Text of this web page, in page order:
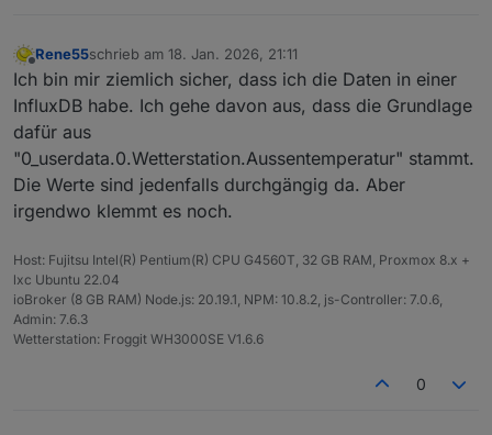
Offline
Rene55schrieb am 18. Jan. 2026, 21:11
zuletzt editiert von
Ich bin mir ziemlich sicher, dass ich die Daten in einer
InfluxDB habe. Ich gehe davon aus, dass die Grundlage
dafür aus
"0_userdata.0.Wetterstation.Aussentemperatur" stammt.
Die Werte sind jedenfalls durchgängig da. Aber
irgendwo klemmt es noch.
Host: Fujitsu Intel(R) Pentium(R) CPU G4560T, 32 GB RAM, Proxmox 8.x +
lxc Ubuntu 22.04
ioBroker (8 GB RAM) Node.js: 20.19.1, NPM: 10.8.2, js-Controller: 7.0.6,
Admin: 7.6.3
Wetterstation: Froggit WH3000SE V1.6.6
0